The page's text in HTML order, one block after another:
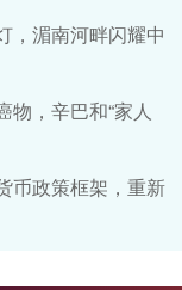
，湄南河畔闪耀中
，辛巴和“家人
币政策框架，重新